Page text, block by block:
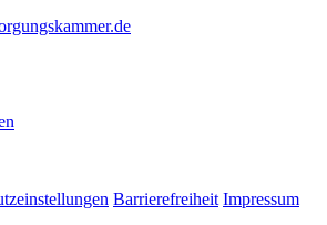
Barrierefreiheit Impressum